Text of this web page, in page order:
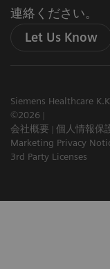
連絡ください。
Let Us Know
Siemens Healthcare
©2026
会社概要
個人情報保
Marketing Privacy
3rd Party Licenses